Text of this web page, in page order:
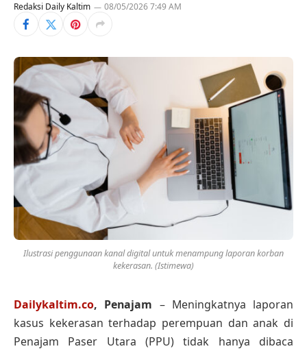
Redaksi Daily Kaltim 08/05/2026 7:49 AM
Ilustrasi penggunaan kanal digital untuk menampung laporan korban
kekerasan. (Istimewa)
Dailykaltim.co, Penajam – Meningkatnya laporan
kasus kekerasan terhadap perempuan dan anak di
Penajam Paser Utara (PPU) tidak hanya dibaca